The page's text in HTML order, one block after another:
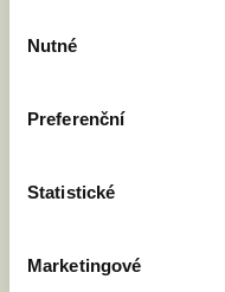
souhlasu
Nutné
Preferenční
Statistické
Marketingové
všechny,
potkávat,